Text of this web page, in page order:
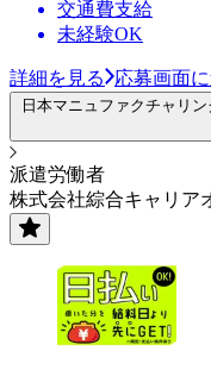
交通費支給
未経験OK
詳細を見る 応募画面
日本マニュファクチャリ
派遣労働者
株式会社綜合キャリア